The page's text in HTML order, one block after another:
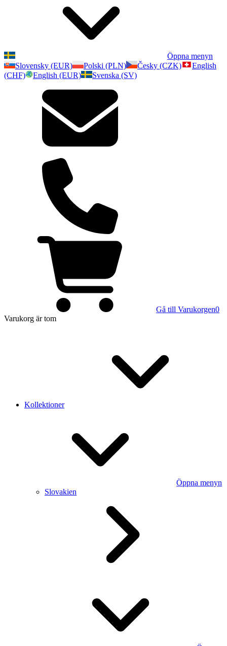
Öppna menyn
Slovensky (EUR)
Polski (PLN) Česky (CZK)
English
(CHF)
English (EUR) Svenska (SV)
Gå till Varukorgen0
Varukorg är tom
Kollektioner
Öppna menyn
Slovakien